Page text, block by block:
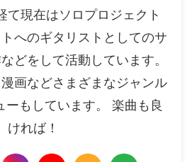
て現在はソロプロジェクト
へのギタリストとしてのサ
どをして活動しています。
画などさまざまなジャンル
ーもしています。 楽曲も良
ければ！